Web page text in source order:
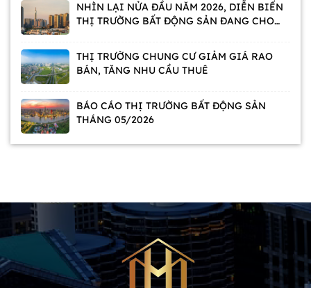
NHÌN LẠI NỬA ĐẦU NĂM 2026, DIỄN BIẾN
THỊ TRƯỜNG BẤT ĐỘNG SẢN ĐANG CHO
THỊ TRƯỜNG CHUNG CƯ GIẢM GIÁ RAO
BÁN, TĂNG NHU CẦU THUÊ
BÁO CÁO THỊ TRƯỜNG BẤT ĐỘNG SẢN
THÁNG 05/2026